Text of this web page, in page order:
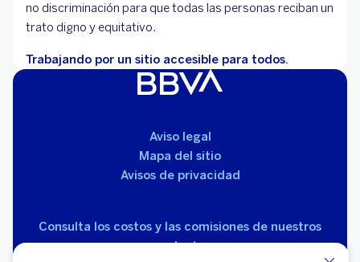
no discriminación para que todas las personas reciban un
trato digno y equitativo.
Trabajando por un sitio accesible para todos.
Aviso legal
Mapa del sitio
Avisos de privacidad
Consulta los costos y las comisiones de nuestros
productos